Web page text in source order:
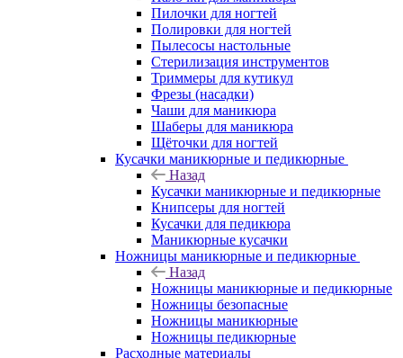
Пилочки для ногтей
Полировки для ногтей
Пылесосы настольные
Стерилизация инструментов
Триммеры для кутикул
Фрезы (насадки)
Чаши для маникюра
Шаберы для маникюра
Щёточки для ногтей
Кусачки маникюрные и педикюрные
Назад
Кусачки маникюрные и педикюрные
Книпсеры для ногтей
Кусачки для педикюра
Маникюрные кусачки
Ножницы маникюрные и педикюрные
Назад
Ножницы маникюрные и педикюрные
Ножницы безопасные
Ножницы маникюрные
Ножницы педикюрные
Расходные материалы